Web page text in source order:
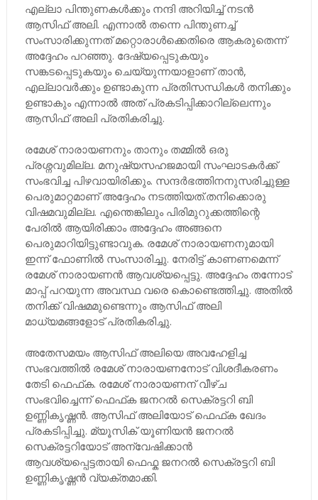
എല്ലാ പിന്തുണകൾക്കും നന്ദി അറിയിച്ച് നടൻ
ആസിഫ് അലി. എന്നാൽ തന്നെ പിന്തുണച്ച്
സംസാരിക്കുന്നത് മറ്റൊരാൾക്കെതിരെ ആകരുതെന്ന്
അദ്ദേഹം പറഞ്ഞു. ദേഷ്യപ്പെടുകയും
സങ്കടപ്പെടുകയും ചെയ്യുന്നയാളാണ് താൻ,
എല്ലാവർക്കും ഉണ്ടാകുന്ന പ്രതിസന്ധികൾ തനിക്കും
ഉണ്ടാകും എന്നാൽ അത് പ്രകടിപ്പിക്കാറില്ലെന്നും
ആസിഫ് അലി പ്രതികരിച്ചു.
രമേശ് നാരായണനും താനും തമ്മിൽ ഒരു
പ്രശ്നവുമില്ല. മനുഷ്യസഹജമായി സംഘാടകർക്ക്
സംഭവിച്ച പിഴവായിരിക്കും. സന്ദർഭത്തിനനുസരിച്ചുള്ള
പെരുമാറ്റമാണ് അദ്ദേഹം നടത്തിയത്.തനിക്കൊരു
വിഷമവുമില്ല. എന്തെങ്കിലും പിരിമുറുക്കത്തിന്റെ
പേരിൽ ആയിരിക്കാം അദ്ദേഹം അങ്ങനെ
പെരുമാറിയിട്ടുണ്ടാവുക. രമേശ് നാരായണനുമായി
ഇന്ന് ഫോണിൽ സംസാരിച്ചു. നേരിട്ട് കാണണമെന്ന്
രമേശ് നാരായണൻ ആവശ്യപ്പെട്ടു. അദ്ദേഹം തന്നോട്
മാപ്പ് പറയുന്ന അവസ്ഥ വരെ കൊണ്ടെത്തിച്ചു. അതിൽ
തനിക്ക് വിഷമമുണ്ടെന്നും ആസിഫ് അലി
മാധ്യമങ്ങളോട് പ്രതികരിച്ചു.
അതേസമയം ആസിഫ് അലിയെ അവഹേളിച്ച
സംഭവത്തിൽ രമേശ് നാരായണനോട് വിശദീകരണം
തേടി ഫെഫ്‌ക. രമേശ് നാരായണന് വീഴ്ച
സംഭവിച്ചെന്ന് ഫെഫ്‌ക ജനറൽ സെക്രട്ടറി ബി
ഉണ്ണികൃഷ്ണൻ. ആസിഫ് അലിയോട് ഫെഫ്‌ക ഖേദം
പ്രകടിപ്പിച്ചു. മ്യൂസിക് യൂണിയൻ ജനറൽ
സെക്രട്ടറിയോട് അന്വേഷിക്കാൻ
ആവശ്യപ്പെട്ടതായി ഫെഫ്ക ജനറൽ സെക്രട്ടറി ബി
ഉണ്ണികൃഷ്ണൻ വ്യക്തമാക്കി.